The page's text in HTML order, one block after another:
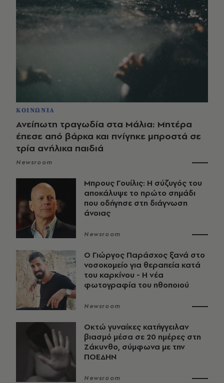
ΚΟΙΝΩΝΙΑ
Ανείπωτη τραγωδία στα Μάλια: Μητέρα
έπεσε από βάρκα και πνίγηκε μπροστά σε
τρία ανήλικα παιδιά
Newsroom
Μπρους Γουίλις: Η σύζυγός του
αποκάλυψε το πρώτο σημάδι
που οδήγησε στη διάγνωση
άνοιας
Newsroom
O Γιώργος Παράσχος ξανά στο
νοσοκομείο για θεραπεία κατά
του καρκίνου - Η νέα
φωτογραφία του ηθοποιού
Newsroom
Οκτώ γυναίκες κατήγγειλαν
βιασμό μέσα σε 20 ημέρες στη
Ζάκυνθο, σύμφωνα με την
ΠΟΕΔΗΝ
Newsroom